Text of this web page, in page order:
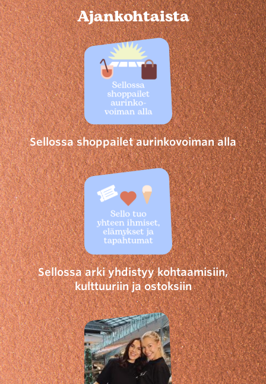
Ajankohtaista
Sellossa shoppailet aurinkovoiman alla
Sellossa arki yhdistyy kohtaamisiin,
kulttuuriin ja ostoksiin